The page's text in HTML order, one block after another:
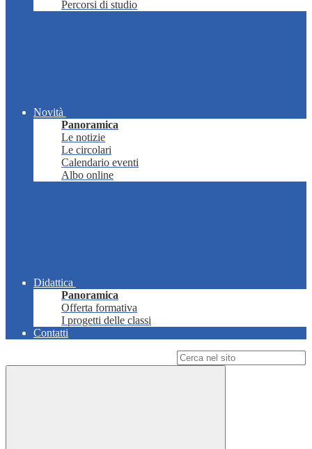
Percorsi di studio
Novità
Panoramica
Le notizie
Le circolari
Calendario eventi
Albo online
Didattica
Panoramica
Offerta formativa
I progetti delle classi
Contatti